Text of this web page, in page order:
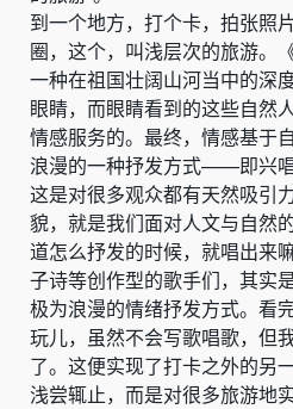
到一个地方，打个卡，拍张照
圈，这个，叫浅层次的旅游。
一种在祖国壮阔山河当中的深
眼睛，而眼睛看到的这些自然
情感服务的。最终，情感基于
浪漫的一种抒发方式——即兴唱
这是对很多观众都有天然吸引
貌，就是我们面对人文与自然
道怎么抒发的时候，就唱出来
子诗等创作型的歌手们，其实
极为浪漫的情绪抒发方式。看
玩儿，虽然不会写歌唱歌，但
了。这便实现了打卡之外的另
浅尝辄止，而是对很多旅游地